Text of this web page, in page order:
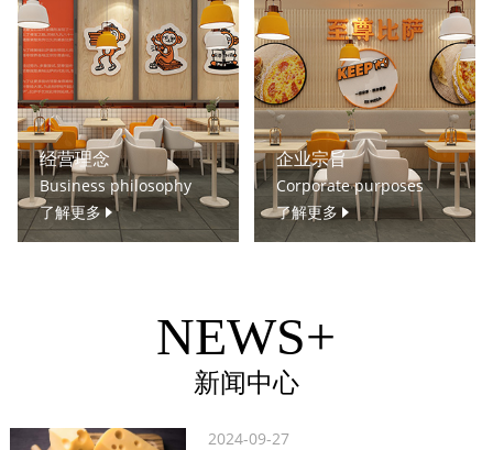
经营理念
Business philosophy
了解更多
企业宗旨
Corporate purposes
了解更多
NEWS+
新闻中心
2024-09-27